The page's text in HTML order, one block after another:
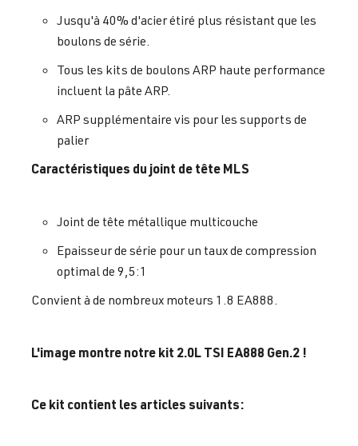
Jusqu'à 40% d'acier étiré plus résistant que les
boulons de série.
Tous les kits de boulons ARP haute performance
incluent la pâte ARP.
ARP supplémentaire vis pour les supports de
palier
Caractéristiques du joint de tête MLS
Joint de tête métallique multicouche
Epaisseur de série pour un taux de compression
optimal de 9,5:1
Convient à de nombreux moteurs 1.8 EA888.
L'image montre notre kit 2.0L TSI EA888 Gen.2 !
Ce kit contient les articles suivants: